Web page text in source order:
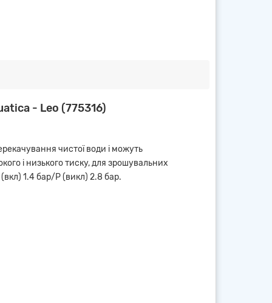
- Leo (775316)
чистої води і можуть
і низького тиску, для зрошувальних
(вкл) 1.4 бар/Р (викл) 2.8 бар.